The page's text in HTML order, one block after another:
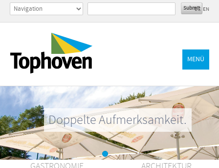
DE EN
MENÜ
Doppelte Aufmerksamkeit.